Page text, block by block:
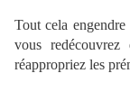
Tout cela
vous
réappropriez les